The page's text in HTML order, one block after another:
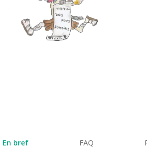
En bref FAQ